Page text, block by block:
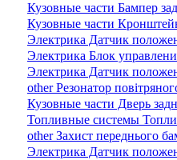
Кузовные части Бампер
Кузовные части
Электрика Датчик
Электрика Блок
Электрика Датчик
other Резонатор
Кузовные части Дверь
Топливные системы
other Захист переднього
Электрика Датчик